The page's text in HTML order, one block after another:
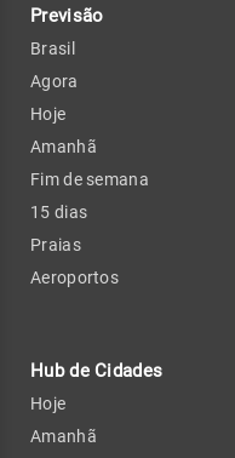
Previsão
Brasil
Agora
Hoje
Amanhã
Fim de semana
15 dias
Praias
Aeroportos
Hub de Cidades
Hoje
Amanhã